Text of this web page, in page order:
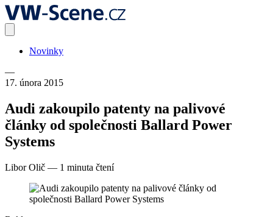
Novinky
—
17. února 2015
Audi zakoupilo patenty na palivové
články od společnosti Ballard Power
Systems
Libor Olič — 1 minuta čtení